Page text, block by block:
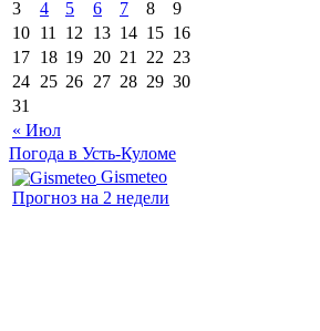
« Июл
3
4 5 6 7 8
9
10 11 12 13 14 15 16
17 18 19 20 21 22 23
24 25 26 27 28 29 30
31
Погода в Усть-Куломе
Gismeteo
Прогноз на 2 недели